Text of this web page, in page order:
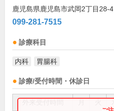
鹿児島県鹿児島市武岡2丁目28-4
099-281-7515
診療科目
内科 胃腸科
診療/受付時間・休診日